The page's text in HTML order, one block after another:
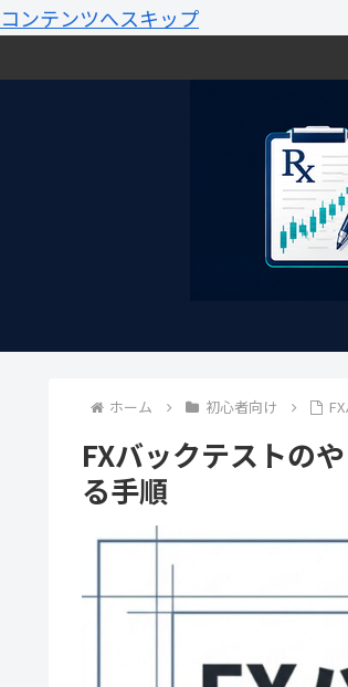
コンテンツへスキップ
ホーム 初心者向け
FXバックテストの
る手順